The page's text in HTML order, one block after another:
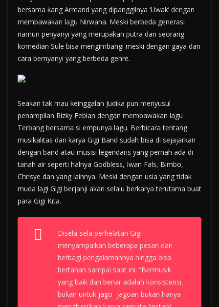
bersama kang Armand yang dipanggilnya ‘Uwak’ dengan
membawakan lagu Nirwana. Meski berbeda generasi
namun penyanyi yang merupakan putra dari seorang
komedian Sule bisa mengimbangi meski dengan gaya dan
cara bernyanyi yang berbeda genre.
Seakan tak mau keinggalan Judika pun menyusul
penampilan Rizky Febian dengan membawakan lagu
Terbang bersama si empunya lagu. Berbicara tentang
musikalitas dan karya Gigi Band sudah bisa di sejajarkan
dengan band atau musisi legendaris yang pernah ada di
tanah air seperti halnya Godbless, Iwan Fals, Bimbo,
Chrisye dan yang lainnya. Meski dengan usia yang tidak
muda lagi Gigi berjanji akan selalu berkarya terutama buat
para Gigi Kita.
Disela-sela perhelatan Gigi
menyampaikan beberapa pesan dan
berbagi pengalamannya hingga bisa
bertahan sampai saat ini. “Bermusik
yang baik dan benar adalah konsistensi,
bukan untuk jago -jagoan bukan hanya